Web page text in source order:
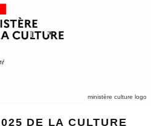
ministère culture logo
DE LA CULTURE